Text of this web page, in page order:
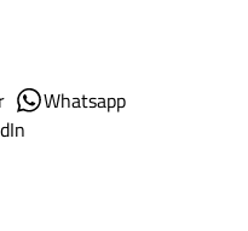
Whatsapp